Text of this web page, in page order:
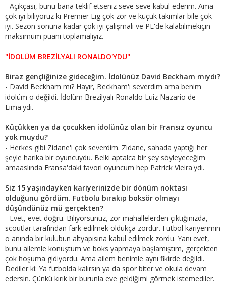
- Açıkçası, bunu bana teklif etseniz seve seve kabul ederim. Ama
çok iyi biliyoruz ki Premier Lig çok zor ve küçük takımlar bile çok
iyi. Sezon sonuna kadar çok iyi çalışmalı ve PL'de kalabilmekiçin
maksimum puanı toplamalıyız.
"İDOLÜM BREZİLYALI RONALDO'YDU"
Biraz gençliğinize gideceğim. İdolünüz David Beckham mıydı?
- David Beckham mı? Hayır, Beckham'ı severdim ama benim
idolüm o değildi. İdolüm Brezilyalı Ronaldo Luiz Nazario de
Lima'ydı.
Küçükken ya da çocukken idolünüz olan bir Fransız oyuncu
yok muydu?
- Herkes gibi Zidane'i çok severdim. Zidane, sahada yaptığı her
şeyle harika bir oyuncuydu. Belki aptalca bir şey söyleyeceğim
amaaslında Fransa'daki favori oyuncum hep Patrick Vieira'ydı.
Siz 15 yaşındayken kariyerinizde bir dönüm noktası
olduğunu gördüm. Futbolu bırakıp boksör olmayı
düşündünüz mü gerçekten?
- Evet, evet doğru. Biliyorsunuz, zor mahallelerden çıktığınızda,
scoutlar tarafından fark edilmek oldukça zordur. Futbol kariyerimin
o anında bir kulübün altyapısına kabul edilmek zordu. Yani evet,
bunu ailemle konuştum ve boks yapmaya başlamıştım, gerçekten
çok hoşuma gidiyordu. Ama ailem benimle aynı fikirde değildi.
Dediler ki: Ya futbolda kalırsın ya da spor biter ve okula devam
edersin. Çünkü kırık bir burunla eve geldiğimi görmek istemediler.